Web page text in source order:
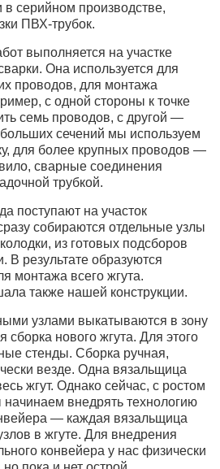
серийном производстве,
ПВХ-трубок.
выполняется на участке
Она используется для
проводов, для монтажа
с одной стороны к точке
семь проводов, с другой —
сечений мы используем
для более крупных проводов —
сварные соединения
трубкой.
поступают на участок
собираются отдельные узлы
из готовых подсборов
В результате образуются
монтажа всего жгута.
также нашей конструкции.
узлами выкатываются в зону
сборка нового жгута. Для этого
стенды. Сборка ручная,
везде. Одна вязальщица
жгут. Однако сейчас, с ростом
внедрять технологию
— каждая вязальщица
в жгуте. Для внедрения
конвейера у нас физически